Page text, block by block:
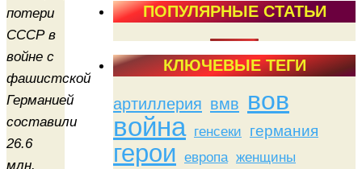
потери
СССР в
войне с
фашистской
Германией
составили
26.6
млн.
ПОПУЛЯРНЫЕ СТАТЬИ
КЛЮЧЕВЫЕ ТЕГИ
артиллерия вмв вов
война генсеки германия
герои европа женщины